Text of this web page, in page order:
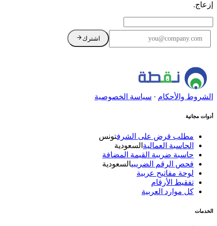
إزعاج.
اشترك
الشروط والأحكام· سياسة الخصوصية
أدوات مجانية
مطلب قرض على الشرف تونس
الحاسبة العماليةالسعودية
حاسبة ضريبة القيمة المضافة
فحص الرقم الضريبيالسعودية
لوحة مفاتيح عربية
تفقيط الأرقام
كل موارد العربية
الخدمات